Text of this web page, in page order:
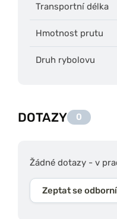
Transportní délka
Hmotnost prutu
Druh rybolovu
DOTAZY 0
Žádné dotazy - v
Zeptat se